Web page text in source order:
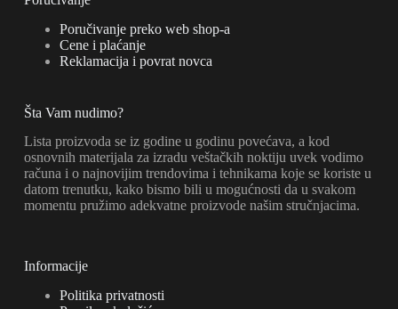
Poručivanje preko web shop-a
Cene i plaćanje
Reklamacija i povrat novca
Šta Vam nudimo?
Lista proizvoda se iz godine u godinu povećava, a kod
osnovnih materijala za izradu veštačkih noktiju uvek vodimo
računa i o najnovijim trendovima i tehnikama koje se koriste u
datom trenutku, kako bismo bili u mogućnosti da u svakom
momentu pružimo adekvatne proizvode našim stručnjacima.
Informacije
Politika privatnosti